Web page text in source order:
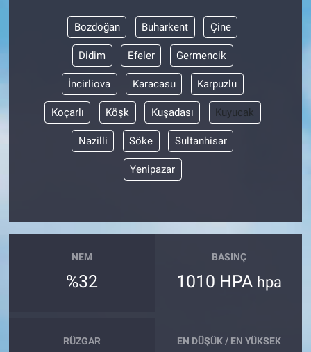
Bozdoğan Buharkent Çine
Didim Efeler Germencik
İncirliova Karacasu Karpuzlu
Koçarlı Köşk Kuşadası Kuyucak
Nazilli Söke Sultanhisar
Yenipazar
NEM
%32
BASINÇ
1010 HPA hpa
RÜZGAR EN DÜŞÜK / EN YÜKSEK